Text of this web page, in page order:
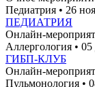
Педиатрия • 26
ПЕДИАТРИЯ
Онлайн-
Аллергология •
ГИБП-КЛУБ
Онлайн-
Пульмонология •